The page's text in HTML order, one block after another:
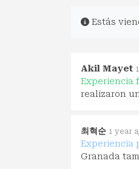
Estás
Akil Mayet
Experiencia
realizaron
최혁순 1 year
Experiencia
Granada